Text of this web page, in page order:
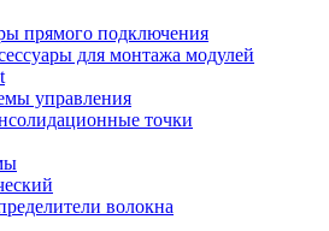
прямого подключения
для монтажа модулей
управления
точки
волокна